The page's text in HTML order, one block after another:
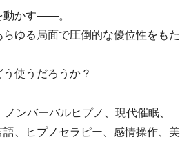
動かす——。
ゆる局面で圧倒的な優位性をもた
使うだろうか？
ンバーバルヒプノ、現代催眠、
、ヒプノセラピー、感情操作、美